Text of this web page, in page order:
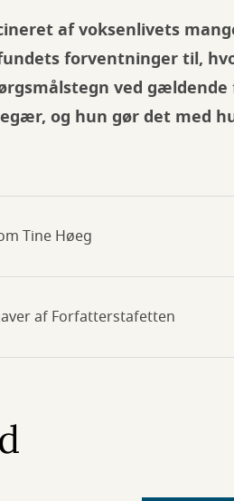
af voksenlivets
forventninger til,
ved gældende
og hun gør det med
Tine Høeg
af Forfatterstafetten